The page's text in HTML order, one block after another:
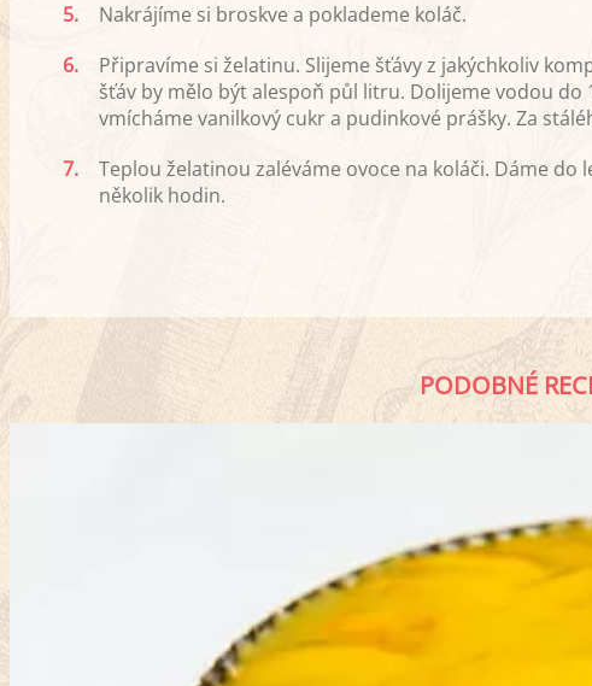
5.
Nakrájíme si broskve a poklademe koláč.
6.
Připravíme si želatinu. Slijeme šťávy z jakýchkoliv
šťáv by mělo být alespoň půl litru. Dolijeme vodou do
vmícháme vanilkový cukr a pudinkové prášky. Za
7.
Teplou želatinou zaléváme ovoce na koláči. Dáme do
několik hodin.
PODOBNÉ